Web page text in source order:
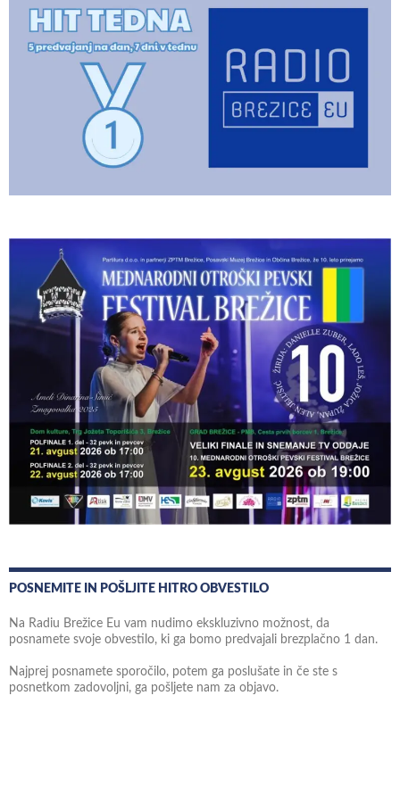
POSNEMITE IN POŠLJITE HITRO OBVESTILO
Na Radiu Brežice Eu vam nudimo ekskluzivno možnost, da
posnamete svoje obvestilo, ki ga bomo predvajali brezplačno 1 dan.
Najprej posnamete sporočilo, potem ga poslušate in če ste s
posnetkom zadovoljni, ga pošljete nam za objavo.